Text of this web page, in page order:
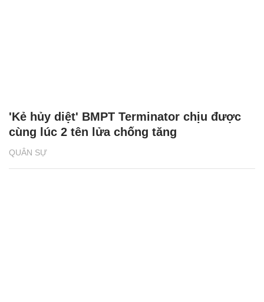
QUÂN SỰ
'Kẻ hủy diệt' BMPT Terminator chịu được
cùng lúc 2 tên lửa chống tăng